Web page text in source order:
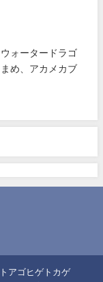
ォータードラゴ
め、アカメカブ
アゴヒゲトカゲ